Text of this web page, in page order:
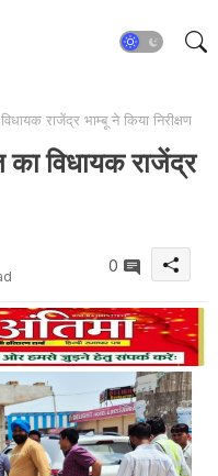
राजेंद्र भाम्बू ने किया निरीक्षण
का विधायक राजेंद्र
0